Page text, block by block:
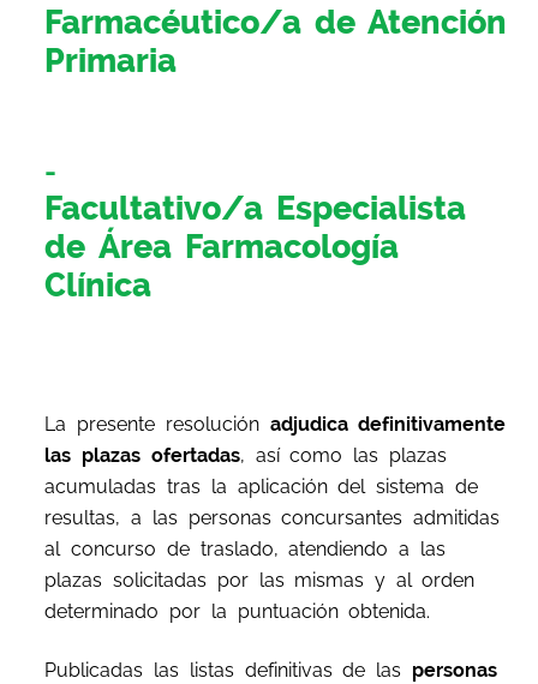
Farmacéutico/a de Atención
Primaria
Facultativo/a Especialista
de Área Farmacología
Clínica
La presente resolución adjudica definitivamente
las plazas ofertadas, así como las plazas
acumuladas tras la aplicación del sistema de
resultas, a las personas concursantes admitidas
al concurso de traslado, atendiendo a las
plazas solicitadas por las mismas y al orden
determinado por la puntuación obtenida.
Publicadas las listas definitivas de las personas